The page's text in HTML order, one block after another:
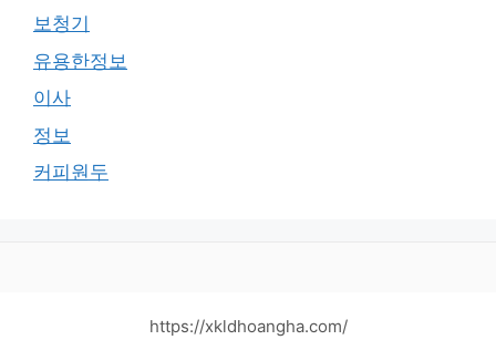
보청기
유용한정보
이사
정보
커피원두
https://xkldhoangha.com/